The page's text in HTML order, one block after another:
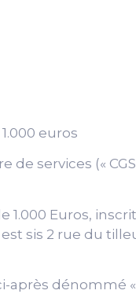
euros
services («
1.000 Euros,
sis 2 rue du
dénommé «